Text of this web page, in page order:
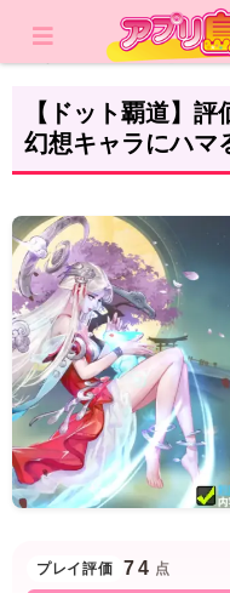
レビュー
【ドット覇道】
幻想キャラにハマ
プレイ評価 74 点